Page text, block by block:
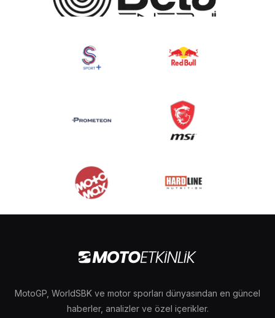
MotoGP, WorldSBK ve motor sporları dünyasından en güncel
haberler, analizler ve özel içerikler.